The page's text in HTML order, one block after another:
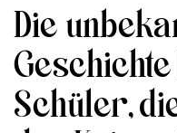
Die
Schüler,